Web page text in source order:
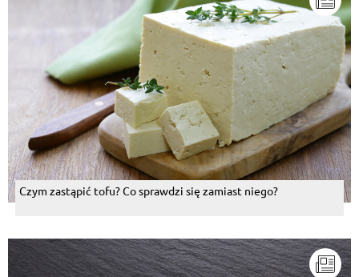
Czym zastąpić tofu? Co sprawdzi się zamiast niego?